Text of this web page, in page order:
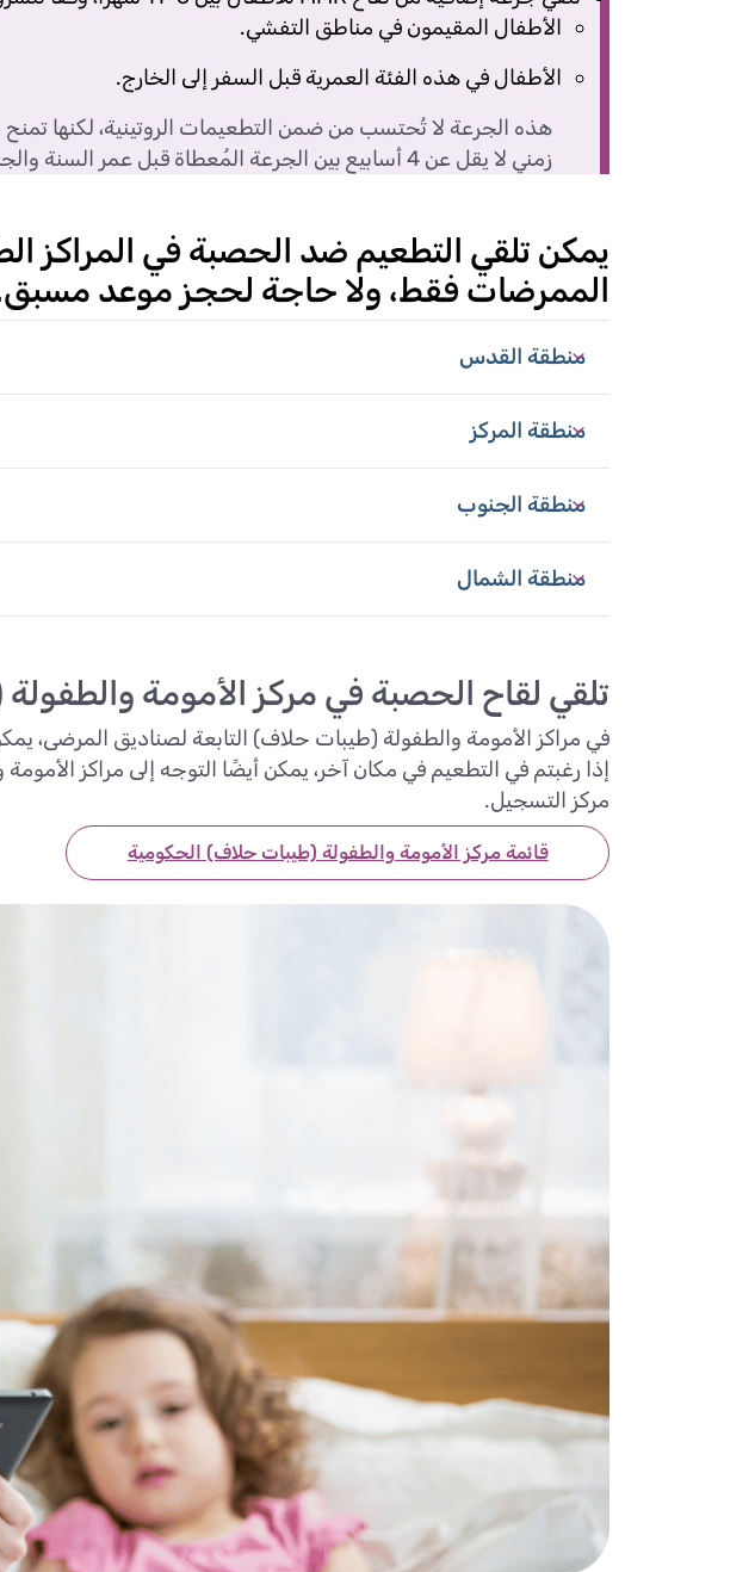
الأطفال المقيمون في مناطق التفشي.
الأطفال في هذه الفئة العمرية قبل السفر إلى الخارج.
هذه الجرعة لا تُحتسب من ضمن التطعيمات الروتينية، لكنها
زمني لا يقل عن 4 أسابيع بين الجرعة المُعطاة قبل عمر السنة والجرعة التالية.
يمكن تلقي التطعيم ضد الحصبة في المراكز
الممرضات فقط، ولا حاجة لحجز موعد
منطقة القدس
منطقة المركز
منطقة الجنوب
منطقة الشمال
تلقي لقاح الحصبة في مركز الأمومة
في مراكز الأمومة والطفولة (طيبات حلاف) التابعة لصناديق المرضى،
إذا رغبتم في التطعيم في مكان آخر، يمكن أيضًا التوجه إلى مراكز
مركز التسجيل.
قائمة مركز الأمومة والطفولة (طيبات حلاف) الحكومية